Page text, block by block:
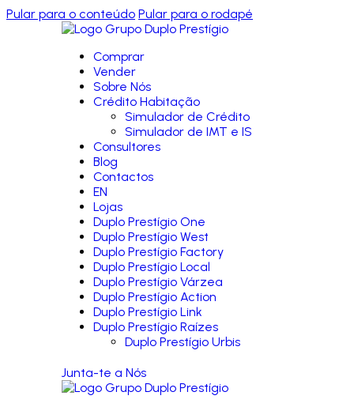
Pular para o conteúdo Pular para o rodapé
Comprar
Vender
Sobre Nós
Crédito Habitação
Simulador de Crédito
Simulador de IMT e IS
Consultores
Blog
Contactos
EN
Lojas
Duplo Prestígio One
Duplo Prestígio West
Duplo Prestígio Factory
Duplo Prestígio Local
Duplo Prestígio Várzea
Duplo Prestígio Action
Duplo Prestígio Link
Duplo Prestígio Raízes
Duplo Prestígio Urbis
Junta-te a Nós